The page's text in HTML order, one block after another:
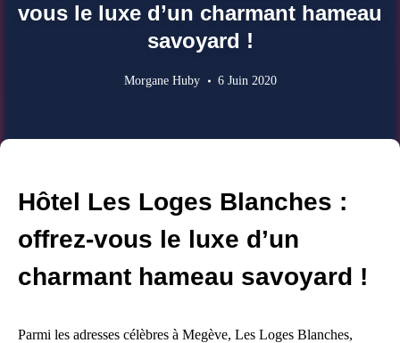
vous le luxe d’un charmant hameau
savoyard !
Morgane Huby 6 Juin 2020
Hôtel Les Loges Blanches :
offrez-vous le luxe d’un
charmant hameau savoyard !
Parmi les adresses célèbres à Megève, Les Loges Blanches,